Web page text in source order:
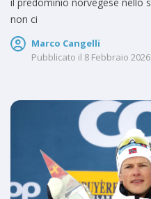
non ci
Marco Cangelli
Pubblicato il 8 Febbraio 2026